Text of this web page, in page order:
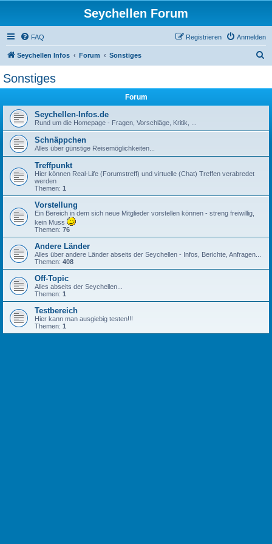
Seychellen Forum
FAQ Anmelden
Registrieren
Seychellen Infos Forum Sonstiges
Sonstiges
Forum
Seychellen-Infos.de
Rund um die Homepage - Fragen, Vorschläge, Kritik, ...
Schnäppchen
Alles über günstige Reisemöglichkeiten...
Treffpunkt
Hier können Real-Life (Forumstreff) und virtuelle (Chat) Treffen verabredet
werden
Themen: 1
Vorstellung
Ein Bereich in dem sich neue Mitglieder vorstellen können - streng freiwillig,
kein Muss
Themen: 76
Andere Länder
Alles über andere Länder abseits der Seychellen - Infos, Berichte, Anfragen...
Themen: 408
Off-Topic
Alles abseits der Seychellen...
Themen: 1
Testbereich
Hier kann man ausgiebig testen!!!
Themen: 1